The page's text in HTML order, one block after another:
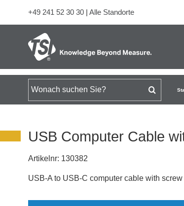
+49 241 52 30 30 | Alle Standorte
Suchen nach
USB Computer Cable
Artikelnr: 130382
USB-A to USB-C computer cable with